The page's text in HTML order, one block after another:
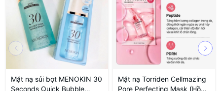
Mặt nạ sủi bọt MENOKIN 30
Seconds Quick Bubble
Mặt nạ Torriden Cellmazing
Pore Perfecting Mask (Hồng